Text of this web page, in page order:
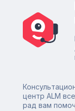
центр ALM
рад вам